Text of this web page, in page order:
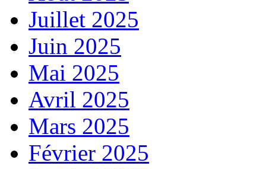
Juillet 2025
Juin 2025
Mai 2025
Avril 2025
Mars 2025
Février 2025